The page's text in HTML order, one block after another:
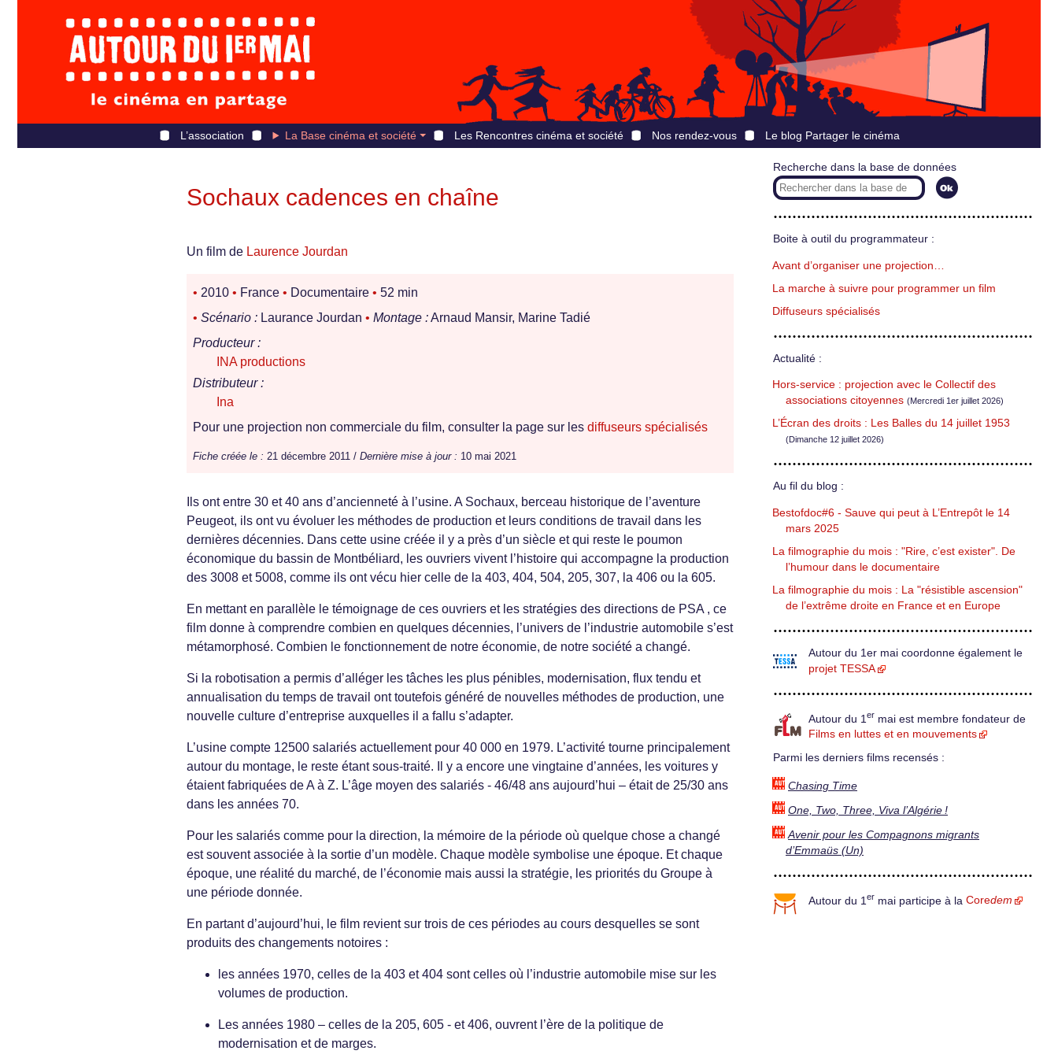
L’association La Base cinéma et société Les Rencontres cinéma et société Nos rendez-vous Le blog Partager le cinéma
Sochaux cadences en chaîne
Un film de Laurence Jourdan
• 2010 • France • Documentaire • 52 min
• Scénario : Laurance Jourdan • Montage :Arnaud Mansir, Marine Tadié
Producteur :
INA productions
Distributeur :
Ina
Pour une projection non commerciale du film, consulter la page sur les diffuseurs spécialisés
Fiche créée le : 21 décembre 2011 / Dernière mise à jour : 10 mai 2021
Ils ont entre 30 et 40 ans d’ancienneté à l’usine. A Sochaux, berceau historique de l’aventure
Peugeot, ils ont vu évoluer les méthodes de production et leurs conditions de travail dans les
dernières décennies. Dans cette usine créée il y a près d’un siècle et qui reste le poumon
économique du bassin de Montbéliard, les ouvriers vivent l’histoire qui accompagne la production
des 3008 et 5008, comme ils ont vécu hier celle de la 403, 404, 504, 205, 307, la 406 ou la 605.
En mettant en parallèle le témoignage de ces ouvriers et les stratégies des directions de PSA , ce
film donne à comprendre combien en quelques décennies, l’univers de l’industrie automobile s’est
métamorphosé. Combien le fonctionnement de notre économie, de notre société a changé.
Si la robotisation a permis d’alléger les tâches les plus pénibles, modernisation, flux tendu et
annualisation du temps de travail ont toutefois généré de nouvelles méthodes de production, une
nouvelle culture d’entreprise auxquelles il a fallu s’adapter.
L’usine compte 12500 salariés actuellement pour 40 000 en 1979. L’activité tourne principalement
autour du montage, le reste étant sous-traité. Il y a encore une vingtaine d’années, les voitures y
étaient fabriquées de A à Z. L’âge moyen des salariés - 46/48 ans aujourd’hui – était de 25/30 ans
dans les années 70.
Pour les salariés comme pour la direction, la mémoire de la période où quelque chose a changé
est souvent associée à la sortie d’un modèle. Chaque modèle symbolise une époque. Et chaque
époque, une réalité du marché, de l’économie mais aussi la stratégie, les priorités du Groupe à
une période donnée.
En partant d’aujourd’hui, le film revient sur trois de ces périodes au cours desquelles se sont
produits des changements notoires :
les années 1970, celles de la 403 et 404 sont celles où l’industrie automobile mise sur les
volumes de production.
Les années 1980 – celles de la 205, 605 - et 406, ouvrent l’ère de la politique de
modernisation et de marges.
Recherche dans la base de données
Boite à outil du programmateur :
Avant d’organiser une projection…
La marche à suivre pour programmer un film
Diffuseurs spécialisés
Actualité :
Hors-service : projection avec le Collectif des
associations citoyennes (Mercredi 1er juillet 2026)
L’Écran des droits : Les Balles du 14 juillet 1953
(Dimanche 12 juillet 2026)
Au fil du blog :
Bestofdoc#6 - Sauve qui peut à L’Entrepôt le 14
mars 2025
La filmographie du mois : "Rire, c’est exister". De
l’humour dans le documentaire
La filmographie du mois : La "résistible ascension"
de l’extrême droite en France et en Europe
Autour du 1er mai coordonne également le
projet TESSA
Autour du 1 er mai est membre fondateur de
Films en luttes et en mouvements
Parmi les derniers films recensés :
Chasing Time
One, Two, Three, Viva l’Algérie !
Avenir pour les Compagnons migrants
d’Emmaüs (Un)
Autour du 1 er mai participe à la Coredem